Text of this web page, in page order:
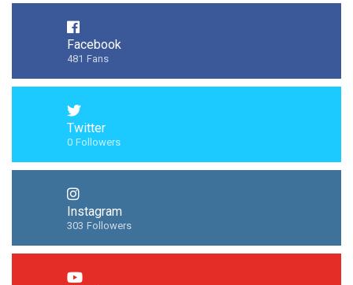
Facebook
481 Fans
Twitter
0 Followers
Instagram
303 Followers